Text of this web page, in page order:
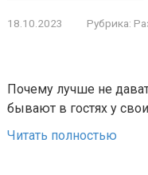
18.10.2023 Рубрика:
Почему лучше не
бывают в гостях у
Читать полностью